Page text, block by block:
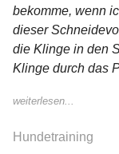
bekomme, wenn
dieser
die Klinge in den
Klinge durch das
weiterlesen...
Hundetraining